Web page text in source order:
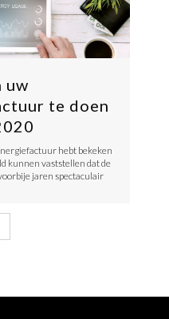
uw
te doen
hebt bekeken
kunnen vaststellen dat de
jaren spectaculair